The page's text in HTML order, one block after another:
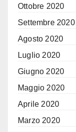
Ottobre 2020
Settembre 2020
Agosto 2020
Luglio 2020
Giugno 2020
Maggio 2020
Aprile 2020
Marzo 2020